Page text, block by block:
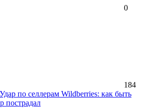
0
184
Удар по селлерам Wildberries: как быть
пострадал